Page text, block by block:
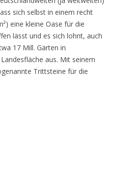
sich selbst in einem recht
eine kleine Oase für die
lässt und es sich lohnt, auch
17 Mill. Gärten in
aus. Mit seinem
Trittsteine für die